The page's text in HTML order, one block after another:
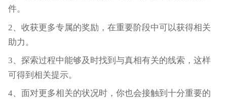
件。
2、收获更多专属的奖励，在重要阶段中可以获得相关
助力。
3、探索过程中能够及时找到与真相有关的线索，这样
可得到相关提示。
4、面对更多相关的状况时，你也会接触到十分重要的